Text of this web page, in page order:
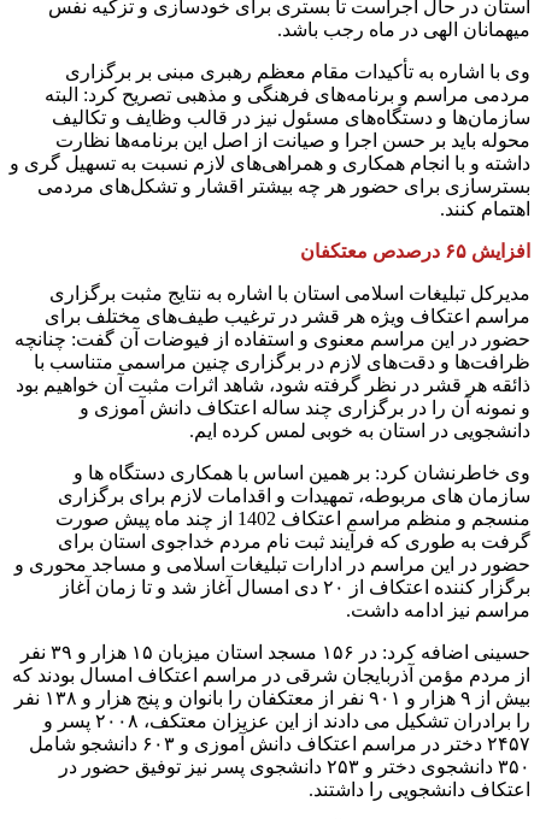
استان در حال اجراست تا بستری برای خودسازی و تزکیه نفس
میهمانان الهی در ماه رجب باشد.
وی با اشاره به تأکیدات مقام معظم رهبری مبنی بر برگزاری
مردمی مراسم و برنامه‌های فرهنگی و مذهبی تصریح کرد: البته
سازمان‌ها و دستگاه‌های مسئول نیز در قالب وظایف و تکالیف
محوله باید بر حسن اجرا و صیانت از اصل این برنامه‌ها نظارت
داشته و با انجام همکاری و همراهی‌های لازم نسبت به تسهیل گری و
بسترسازی برای حضور هر چه بیشتر اقشار و تشکل‌های مردمی
اهتمام کنند.
افزایش ۶۵ درصدص معتکفان
مدیرکل تبلیغات اسلامی استان با اشاره به نتایج مثبت برگزاری
مراسم اعتکاف ویژه هر قشر در ترغیب طیف‌های مختلف برای
حضور در این مراسم معنوی و استفاده از فیوضات آن گفت: چنانچه
ظرافت‌ها و دقت‌های لازم در برگزاری چنین مراسمی متناسب با
ذائقه هر قشر در نظر گرفته شود، شاهد اثرات مثبت آن خواهیم بود
و نمونه آن را در برگزاری چند ساله اعتکاف دانش آموزی و
دانشجویی در استان به خوبی لمس کرده ایم.
وی خاطرنشان کرد: بر همین اساس با همکاری دستگاه ها و
سازمان های مربوطه، تمهیدات و اقدامات لازم برای برگزاری
منسجم و منظم مراسم اعتکاف 1402 از چند ماه پیش صورت
گرفت به طوری که فرآیند ثبت نام مردم خداجوی استان برای
حضور در این مراسم در ادارات تبلیغات اسلامی و مساجد محوری و
برگزار کننده اعتکاف از ۲۰ دی امسال آغاز شد و تا زمان آغاز
مراسم نیز ادامه داشت.
حسینی اضافه کرد: در ۱۵۶ مسجد استان میزبان ۱۵ هزار و ۳۹ نفر
از مردم مؤمن آذربایجان شرقی در مراسم اعتکاف امسال بودند که
بیش از ۹ هزار و ۹۰۱ نفر از معتکفان را بانوان و پنج هزار و ۱۳۸ نفر
را برادران تشکیل می دادند از این عزیزان معتکف، ۲۰۰۸ پسر و
۲۴۵۷ دختر در مراسم اعتکاف دانش آموزی و ۶۰۳ دانشجو شامل
۳۵۰ دانشجوی دختر و ۲۵۳ دانشجوی پسر نیز توفیق حضور در
اعتکاف دانشجویی را داشتند.